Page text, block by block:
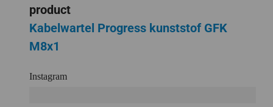
product
Kabelwartel Progress kunststof GFK
M8x1
Instagram